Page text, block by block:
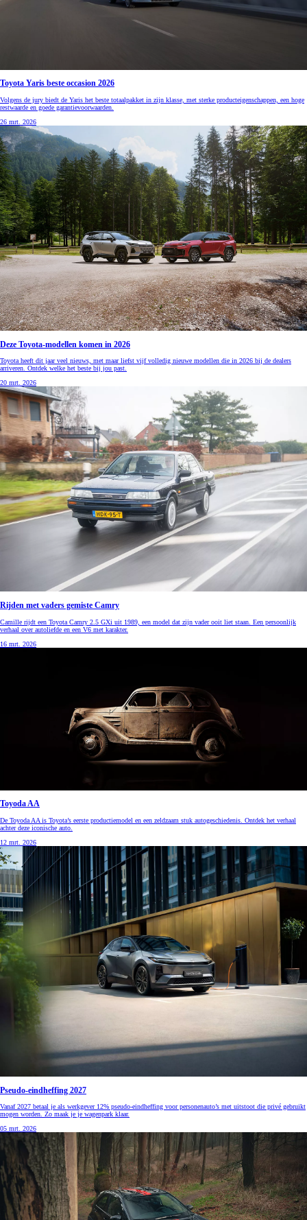
Toyota Yaris beste occasion 2026
Volgens de jury biedt de Yaris het beste totaalpakket in zijn klasse, met sterke producteigenschappen, een hoge
restwaarde en goede garantievoorwaarden.
26 mrt. 2026
Deze Toyota-modellen komen in 2026
Toyota heeft dit jaar veel nieuws, met maar liefst vijf volledig nieuwe modellen die in 2026 bij de dealers
arriveren. Ontdek welke het beste bij jou past.
20 mrt. 2026
Rijden met vaders gemiste Camry
Camille rijdt een Toyota Camry 2.5 GXi uit 1989, een model dat zijn vader ooit liet staan. Een persoonlijk
verhaal over autoliefde en een V6 met karakter.
16 mrt. 2026
Toyoda AA
De Toyoda AA is Toyota’s eerste productiemodel en een zeldzaam stuk autogeschiedenis. Ontdek het verhaal
achter deze iconische auto.
12 mrt. 2026
Pseudo-eindheffing 2027
Vanaf 2027 betaal je als werkgever 12% pseudo-eindheffing voor personenauto’s met uitstoot die privé gebruikt
mogen worden. Zo maak je je wagenpark klaar.
05 mrt. 2026